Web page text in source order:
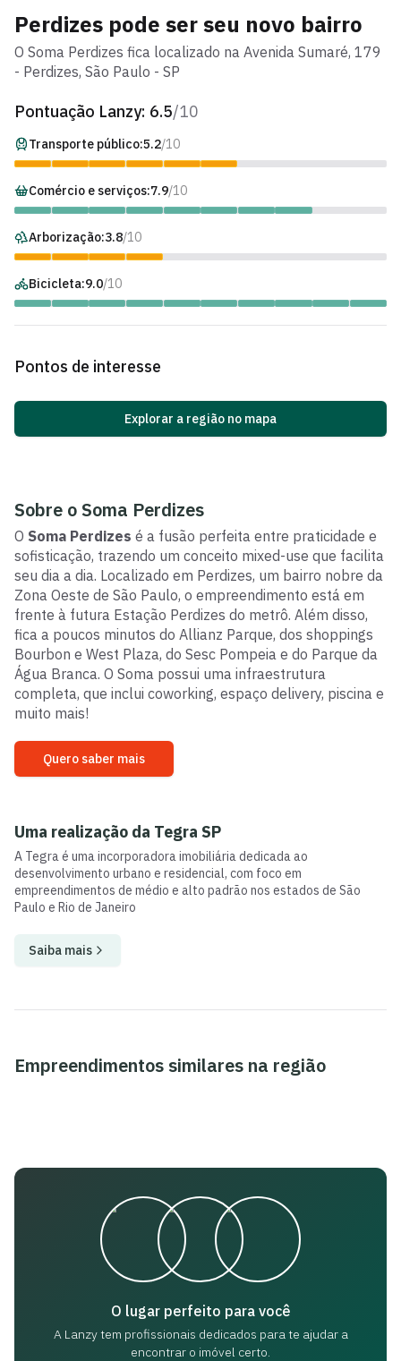
Perdizes pode ser seu novo bairro
O Soma Perdizes fica localizado na Avenida Sumaré, 179
- Perdizes, São Paulo - SP
Pontuação Lanzy: 6.5/10
Transporte público:5.2/10
Comércio e serviços:7.9/10
Arborização:3.8/10
Bicicleta:9.0/10
Pontos de interesse
Explorar a região no mapa
Sobre oSoma Perdizes
O Soma Perdizes é a fusão perfeita entre praticidade e
sofisticação, trazendo um conceito mixed-use que facilita
seu dia a dia. Localizado em Perdizes, um bairro nobre da
Zona Oeste de São Paulo, o empreendimento está em
frente à futura Estação Perdizes do metrô. Além disso,
fica a poucos minutos do Allianz Parque, dos shoppings
Bourbon e West Plaza, do Sesc Pompeia e do Parque da
Água Branca. O Soma possui uma infraestrutura
completa, que inclui coworking, espaço delivery, piscina e
muito mais!
Quero saber mais
Uma realização da Tegra SP
A Tegra é uma incorporadora imobiliária dedicada ao
desenvolvimento urbano e residencial, com foco em
empreendimentos de médio e alto padrão nos estados de São
Paulo e Rio de Janeiro
Saiba mais
Empreendimentos similares na região
O lugar perfeito para você
A Lanzy tem profissionais dedicados parate ajudar a
encontrar o imóvel certo.